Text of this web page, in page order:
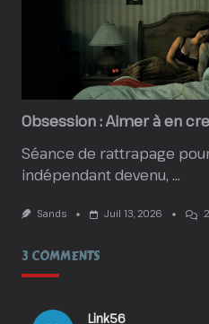
Obsession : Aimer à en
Séance de rattrapage
indépendant devenu, ...
Sands Juil 13, 2026
3 COMMENTS
Link56